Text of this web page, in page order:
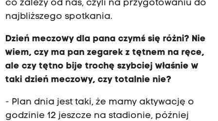
co zależy od nas, czyli na przygotowaniu do
najbliższego spotkania.
Dzień meczowy dla pana czymś się różni? Nie
wiem, czy ma pan zegarek z tętnem na ręce,
ale czy tętno bije trochę szybciej właśnie w
taki dzień meczowy, czy totalnie nie?
- Plan dnia jest taki, że mamy aktywację o
godzinie 12 jeszcze na stadionie, później